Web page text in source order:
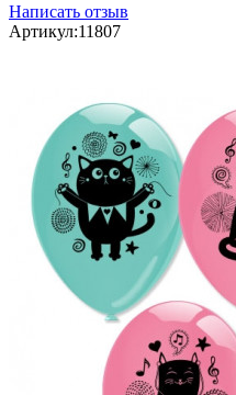
Написать отзыв
Артикул:11807